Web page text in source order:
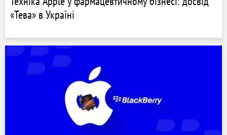
«Тева» в Україні